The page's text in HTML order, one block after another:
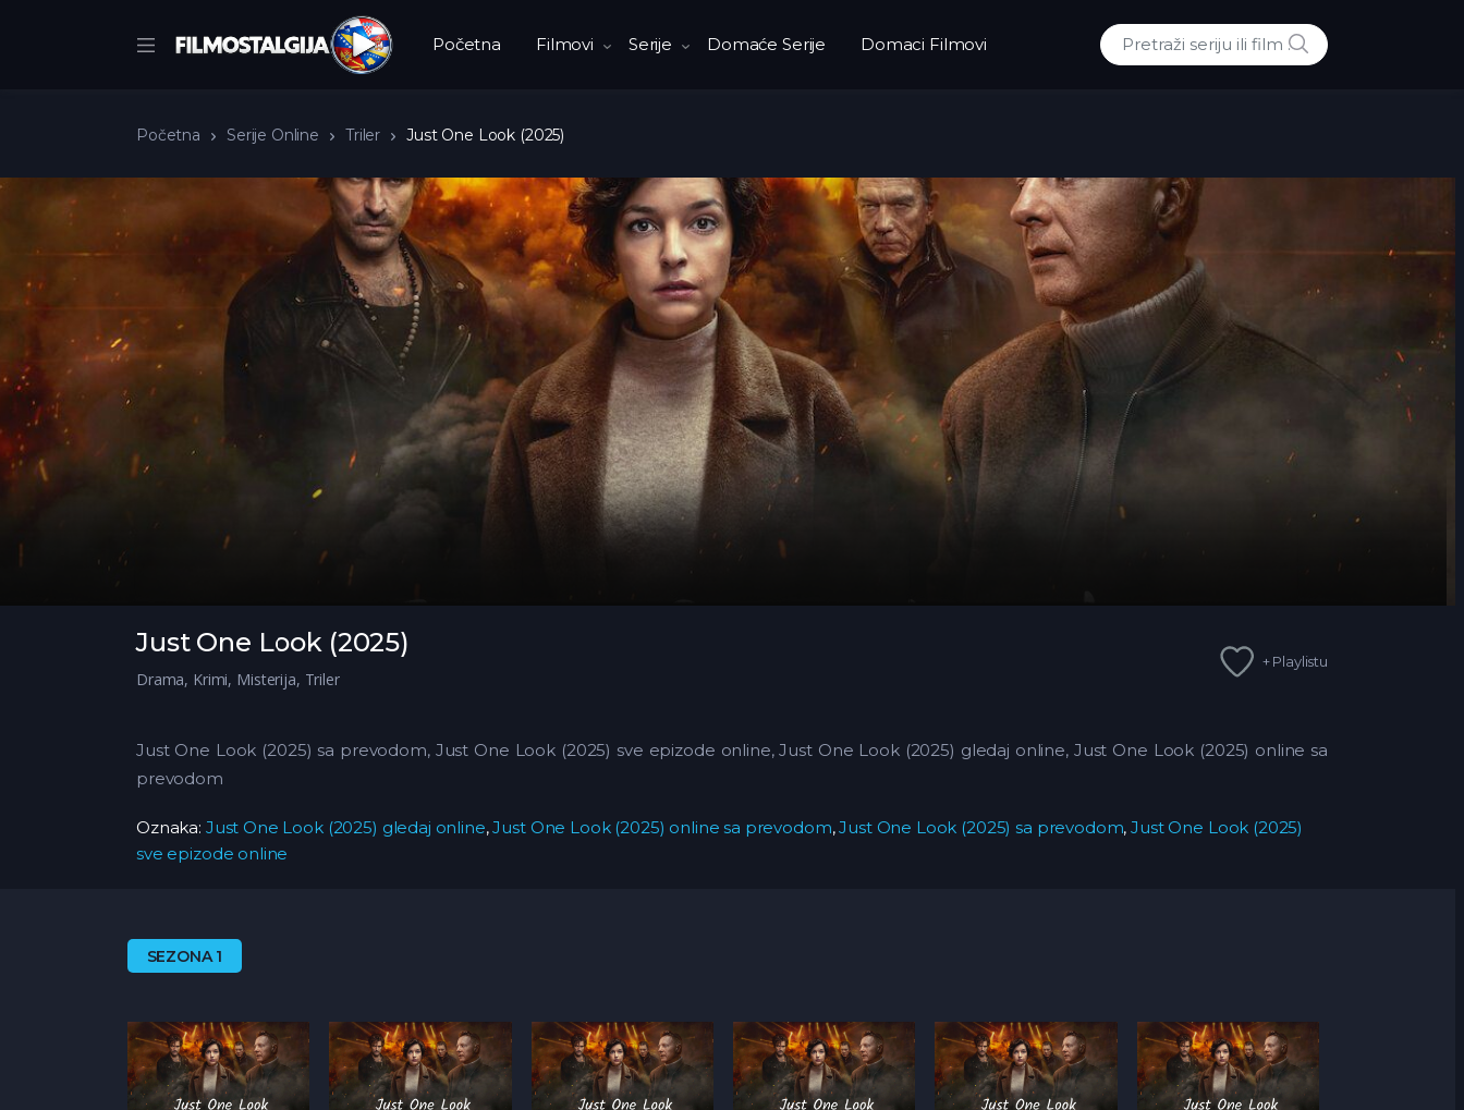
Početna Filmovi Serije Domaće Serije Domaci Filmovi
Traži:
POTRAZI
Početna Serije Online Triler Just One Look (2025)
Just One Look (2025)
Drama, Krimi, Misterija, Triler
+ Playlistu
Just One Look (2025) sa prevodom, Just One Look (2025) sve epizode online, Just One Look (2025) gledaj online, Just One Look (2025) online sa
prevodom
Oznaka: Just One Look (2025) gledaj online,Just One Look (2025) online sa prevodom,Just One Look (2025) sa prevodom,Just One Look (2025)
sve epizode online
SEZONA 1